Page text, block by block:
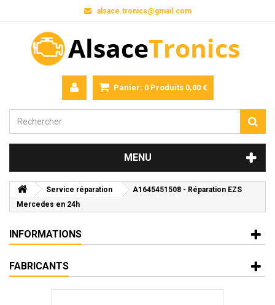
alsace.tronics@gmail.com
Panier: 0 Produits 0,00 €
MENU
Service réparation
A1645451508 - Réparation EZS
Mercedes en 24h
INFORMATIONS
FABRICANTS